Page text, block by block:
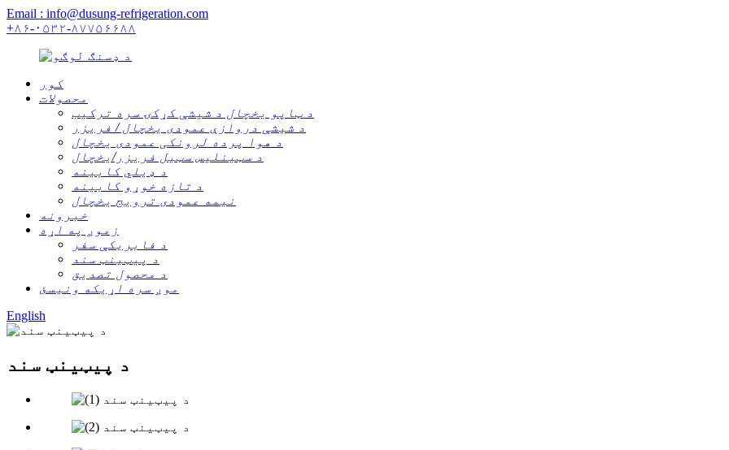
Email : info@dusung-refrigeration.com
+۸۶-۰۵۳۲-۸۷۷۵۶۶۸۸
کور
محصولات
د ټاپو یخچال د شیشې کړکۍ سره ترکیب
د شیشې دروازې عمودی یخچال / فریزر
د هوا پرده لرونکی عمودی یخچال
د سټینلیس سټیل فریزر/یخچال
د ډیلي کابینه
د تازه خوړو کابینه
نیمه عمودی ترویج یخچال
خبرونه
زموږ په اړه
د فابریکې سفر
د پیټینټ سند
د محصول تصدیق
موږ سره اړیکه ونیسئ
English
د پیټینټ سند